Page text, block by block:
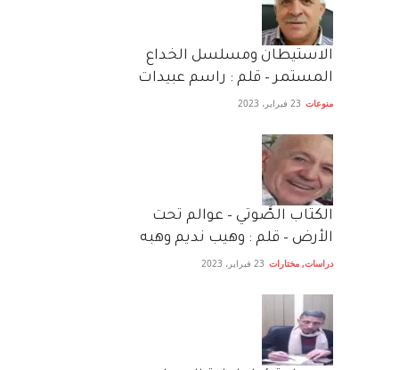
الاستيطان ومسلسل الخداع
المستمر – قلم : راسم عبيدات
منوعات 23 فبراير، 2023
الكتاب الصَّوتي – عوالم تحت
الأرض – قلم : وهيب نديم وهبه
دراسات, مختارات 23 فبراير، 2023